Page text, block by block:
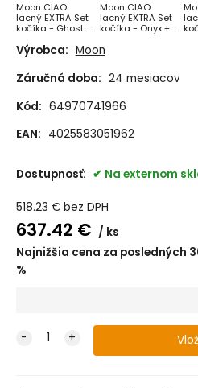
Moon CIAO
lacný EXTRA Set
kočíka - Ghost +
ako DARČEK
Moon CIAO
lacný EXTRA Set
kočíka - Onyx +
ako DARČEK
Výrobca: Moon
Záručná doba: 24 mesiacov
Kód: 64970741966
EAN: 4025583051962
Dostupnosť: Na externom
518.23 € bez DPH
637.42 €
ks
Najnižšia cena za posledných
%